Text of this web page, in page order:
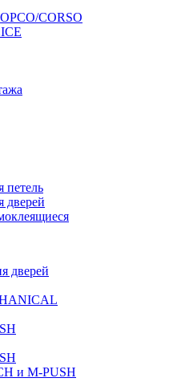
CORSO
петель
дверей
дверей
и M-PUSH